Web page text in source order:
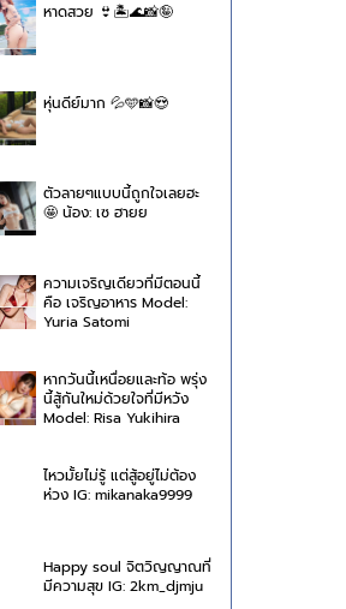
หาดสวย 👙🏝🌊📸🤪
หุ่นดีย์มาก 💦🩵📸😍
ตัวลายๆแบบนี้ถูกใจเลยฮะ
🤩 น้อง: เซ ฮายย
ความเจริญเดียวที่มีตอนนี้
คือ เจริญอาหาร Model:
Yuria Satomi
หากวันนี้เหนื่อยและท้อ พรุ่ง
นี้สู้กันใหม่ด้วยใจที่มีหวัง
Model: Risa Yukihira
ไหวมั้ยไม่รู้ แต่สู้อยู่ไม่ต้อง
ห่วง IG: mikanaka9999
Happy soul จิตวิญญาณที่
มีความสุข IG: 2km_djmju